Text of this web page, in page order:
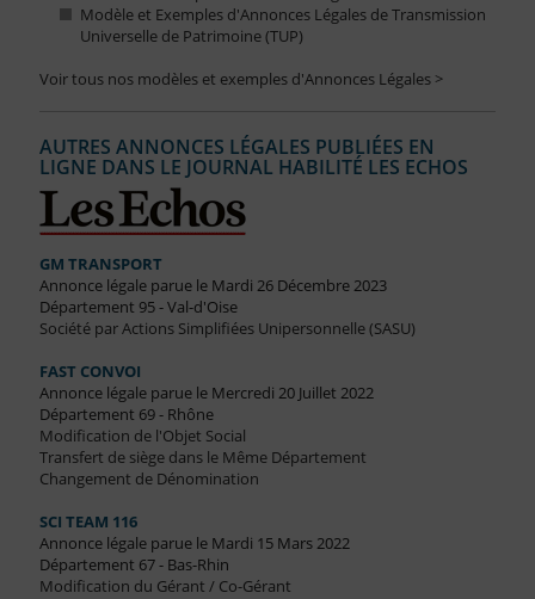
Modèle et Exemples d'Annonces Légales de Transmission
Universelle de Patrimoine (TUP)
Voir tous nos modèles et exemples d'Annonces Légales >
AUTRES ANNONCES LÉGALES PUBLIÉES EN
LIGNE DANS LE JOURNAL HABILITÉ LES ECHOS
GM TRANSPORT
Annonce légale parue le Mardi 26 Décembre 2023
Département 95 - Val-d'Oise
Société par Actions Simplifiées Unipersonnelle (SASU)
FAST CONVOI
Annonce légale parue le Mercredi 20 Juillet 2022
Département 69 - Rhône
Modification de l'Objet Social
Transfert de siège dans le Même Département
Changement de Dénomination
SCI TEAM 116
Annonce légale parue le Mardi 15 Mars 2022
Département 67 - Bas-Rhin
Modification du Gérant / Co-Gérant